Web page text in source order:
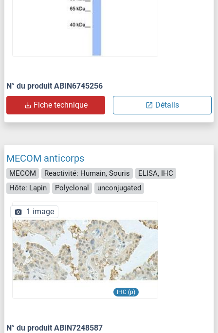
N° du produit ABIN6745256
Fiche technique Détails
MECOM anticorps
MECOM Reactivité: Humain, Souris
ELISA, IHC
Hôte: Lapin
Polyclonal unconjugated
IHC (p)
1 image
N° du produit ABIN7248587